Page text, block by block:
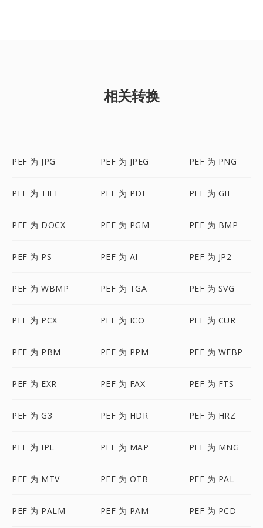
相关转换
PEF 为 JPG PEF 为 JPEG PEF 为 PNG
PEF 为 TIFF PEF 为 PDF PEF 为 GIF
PEF 为 DOCX PEF 为 PGM PEF 为 BMP
PEF 为 PS PEF 为 AI PEF 为 JP2
PEF 为 WBMP PEF 为 TGA PEF 为 SVG
PEF 为 PCX PEF 为 ICO PEF 为 CUR
PEF 为 PBM PEF 为 PPM PEF 为 WEBP
PEF 为 EXR PEF 为 FAX PEF 为 FTS
PEF 为 G3 PEF 为 HDR PEF 为 HRZ
PEF 为 IPL PEF 为 MAP PEF 为 MNG
PEF 为 MTV PEF 为 OTB PEF 为 PAL
PEF 为 PALM PEF 为 PAM PEF 为 PCD